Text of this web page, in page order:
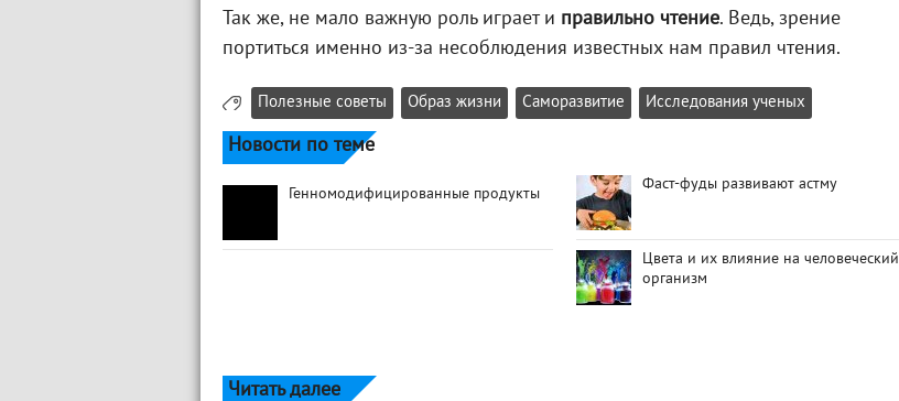
Так же, не мало важную роль играет и правильно чтение. Ведь, зрение
портиться именно из-за несоблюдения известных нам правил чтения.
Полезные советы Образ жизни Саморазвитие Исследования ученых
Новости по теме
Генномодифицированные продукты
Фаст-фуды развивают астму
Цвета и их влияние на человеческий
организм
Читать далее